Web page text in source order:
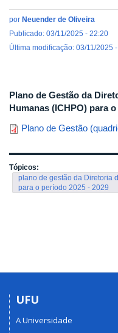
por Neuender de Oliveira
Publicado: 03/11/2025 - 22:20
Última modificação: 03/11/2025
Plano de Gestão da
Humanas (ICHPO) para
Plano de Gestão
Tópicos:
plano de gestão da Diretoria
para o período 2025 - 2029
UFU
A Universidade